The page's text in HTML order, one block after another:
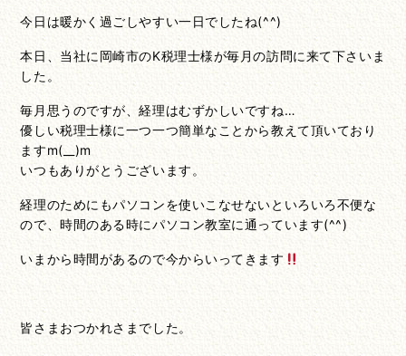
今日は暖かく過ごしやすい一日でしたね(^^)
本日、当社に岡崎市のK税理士様が毎月の訪問に来て下さいま
した。
毎月思うのですが、経理はむずかしいですね…
優しい税理士様に一つ一つ簡単なことから教えて頂いており
ますm(__)m
いつもありがとうございます。
経理のためにもパソコンを使いこなせないといろいろ不便な
ので、時間のある時にパソコン教室に通っています(^^)
いまから時間があるので今からいってきます
皆さまおつかれさまでした。